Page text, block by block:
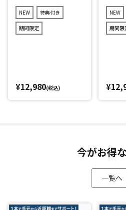
NEW 特典付き
期間限定
¥12,980(税込)
NEW
期間限
今がお得
一覧へ